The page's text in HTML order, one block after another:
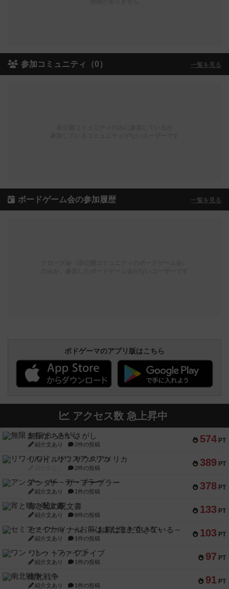
参加コミュニティ（0） 一覧を見る
ボードゲーム会の参加履歴 一覧を見る
ボドゲーマのアプリ版はこちら
アクセス数 急上昇中
574 PT
無限まちがいさがし
紹介文あり 2件の投稿
389 PT
リワイルド：サウスアメリカ
2件の投稿
378 PT
アンダー・ザ・テーブラー
紹介文あり 1件の投稿
133 PT
宵と暁の呪文書
紹介文あり 8件の投稿
103 PT
セミファイナル ～お前はまだ生きている～
紹介文あり 1件の投稿
97 PT
ワン・トゥ・ファイブ
紹介文あり 1件の投稿
91 PT
南北戦争
紹介文あり 1件の投稿